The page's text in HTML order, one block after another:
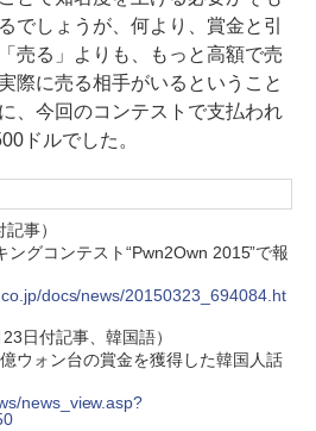
でしょうが、何より、賞金と引
売る」よりも、もっと高額で売
際に売る相手がいるということ
、今回のコンテストで支払われ
ドルでした。
事）
ングコンテスト“Pwn2Own 2015”で報
docs/news/20150323_694084.ht
日付記事、韓国語）
ウォン台の賞金を獲得した韓国人話
news_view.asp?